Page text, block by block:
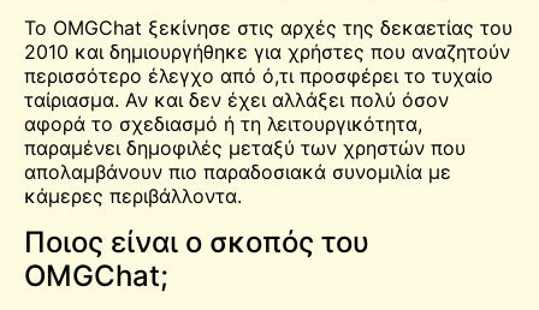
Το OMGChat ξεκίνησε στις αρχές της δεκαετίας του
2010 και δημιουργήθηκε για χρήστες που αναζητούν
περισσότερο έλεγχο από ό,τι προσφέρει το τυχαίο
ταίριασμα. Αν και δεν έχει αλλάξει πολύ όσον
αφορά το σχεδιασμό ή τη λειτουργικότητα,
παραμένει δημοφιλές μεταξύ των χρηστών που
απολαμβάνουν πιο παραδοσιακά συνομιλία με
κάμερες περιβάλλοντα.
Ποιος είναι ο σκοπός του
OMGChat;